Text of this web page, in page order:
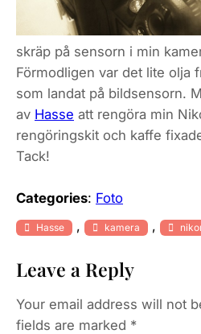
skräp på sensorn i min
Förmodligen var det lite olja
som landat på bildsensorn.
av Hasse att rengöra min
rengöringskit och kaffe
Tack!
Categories: Foto
Hasse , kamera ,
Leave a Reply
Your email address will not
fields are marked *